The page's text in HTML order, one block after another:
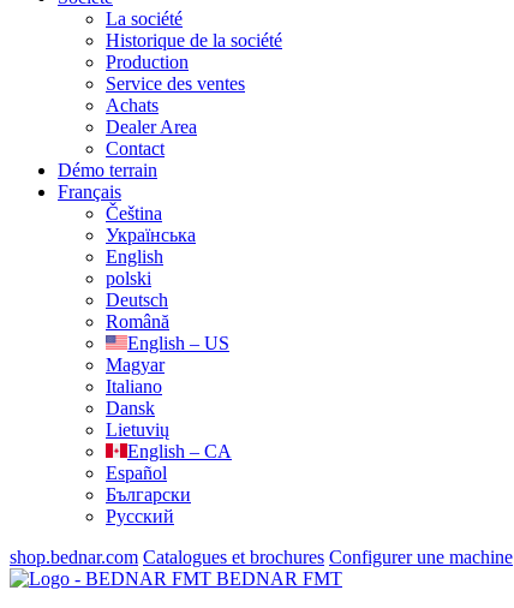
La société
Historique de la société
Production
Service des ventes
Achats
Dealer Area
Contact
Démo terrain
Français
Čeština
Українська
English
polski
Deutsch
Română
English – US
Magyar
Italiano
Dansk
Lietuvių
English – CA
Español
Български
Русский
shop.bednar.com Catalogues et brochures Configurer une machine
BEDNAR FMT